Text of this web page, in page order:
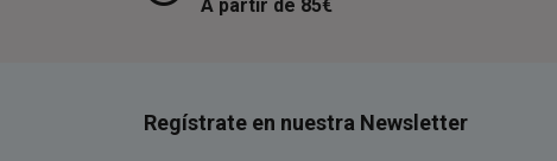
A partir de 85€
Regístrate en nuestra Newsletter